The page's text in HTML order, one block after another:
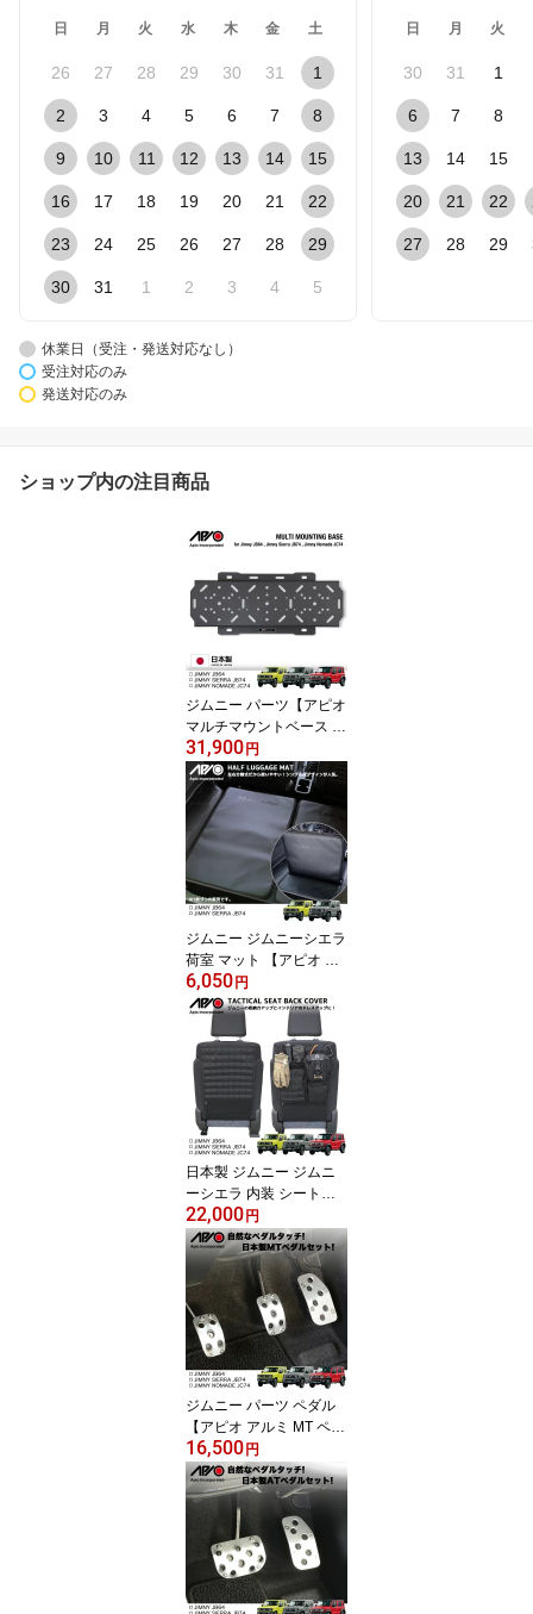
日 月 火 水 木 金 土
26 27 28 29 30 31 1
2 3 4 5 6 7 8
9 10 11 12 13 14 15
16 17 18 19 20 21 22
23 24 25 26 27 28 29
30 31 1 2 3 4 5
日 月 火
30 31 1
6 7 8
13 14 15
20 21 22
27 28 29
休業日（受注・発送対応なし）
受注対応のみ
発送対応のみ
ショップ内の注目商品
ジムニー パーツ【アピオ
マルチマウントベース ／
FA-COATボルト付き （R
OTOPAX , SCOTTY 対
応） 】JB64 JB74 JC74
専用設計 カスタム リア
ゲート ダイレクトタイプ
スペアタイヤレス 軽量化
金属製 安心 の 国内設計
国内製造 日本製
31,900 円
ジムニー ジムニーシエラ
荷室 マット 【アピオ ハ
ーフラゲッジマット JB6
4 (XL,XC) JB74(JL,JC)専
用 / 片側1枚づつの販売】
インテリア 室内 荷室 内
装 傷 汚れ を 防止 する
保護 マット ロゴ が 目立
たない ブラック 黒 アク
セサリー 独立 セパレー
ト 椅子 が 倒せる
6,050 円
日本製 ジムニー ジムニ
ーシエラ 内装 シートカ
バー カバー【アピオ タ
クティカルシートバック
カバー（1枚）JB64/74
純正フロントシート専用
（背面）】JB64 JB74 J
C74 専用設計 傷 汚れ 防
止 収納 積載性 向上
22,000 円
ジムニー パーツ ペダル
【アピオ アルミ MT ペダ
ルセット】 ジムニー JB6
4 ジムニーシエラ JB74
ジムニーノマド JC74 専
用 設計 安心 の 国内設計
国内製造 日本製 Made in
Japan インテリア の 質
感 操作性 向上 アルミ 金
属製 軽量
16,500 円